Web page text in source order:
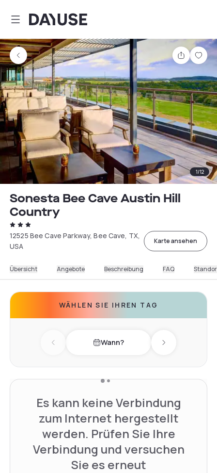
Dayuse
Teilen
1/12
Sonesta Bee Cave Austin Hill
Country
12525 Bee Cave Parkway, Bee Cave, TX,
USA
Karte ansehen
Übersicht Angebote Beschreibung FAQ
WÄHLEN SIE IHREN TAG
Previous day Wann? Next day
Es kann keine Verbindung
zum Internet hergestellt
werden. Prüfen Sie Ihre
Verbindung und versuchen
Sie es erneut